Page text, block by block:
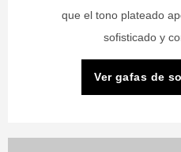
que el tono plateado
sofisticado y
Ver gafas de